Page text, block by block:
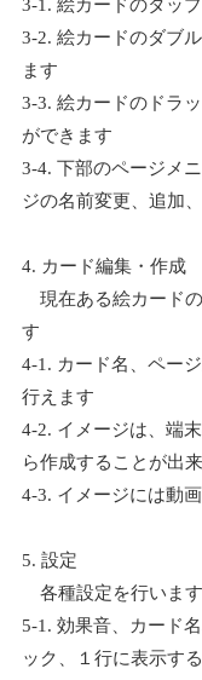
3-1. 絵カードのタッ
3-2. 絵カードのダブ
ます
3-3. 絵カードのドラ
ができます
3-4. 下部のページメ
ジの名前変更、追加
4. カード編集・作成
現在ある絵カード
す
4-1. カード名、ペー
行えます
4-2. イメージは、端
ら作成することが出
4-3. イメージには動
5. 設定
各種設定を行います
5-1. 効果音、カード
ック、１行に表示す